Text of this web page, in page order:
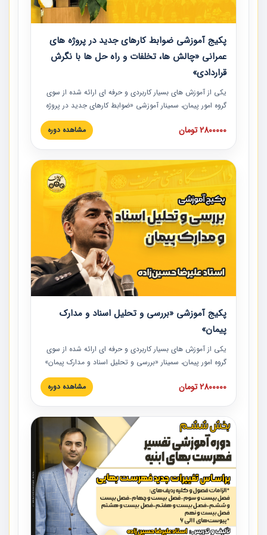
پکیج آموزشی ضوابط کارهای جدید در پروژه های
عمرانی «چالش ها، تخلفات و راه حل ها با نگرش
قراردادی»
یکی از آموزش‏‏‏‏‏‏ های بسیار کاربردی و حرفه‏ ای ارائه شده از سوی
گروه امور پیمان، سمینار آموزشی «ضوابط کارهای جدید در پروژه
های عمرانی» چالش ها، تخلفات و راه حل ها با نگرش قراردادی
است که در محل سندیکای شرکت های ساختمانی کشور ارائه شد.
مدارک پیمان به همراه تجربیات عملی ارائه شده است.
2800000 تومان مشاهده دوره
پکیج آموزشی «بررسی و تحلیل اسناد و مدارک
پیمان»
یکی از آموزش‏‏‏‏‏‏ های بسیار کاربردی و حرفه‏ ای ارائه شده از سوی
گروه امور پیمان، سمینار «بررسی و تحلیل اسناد و مدارک پیمان»
است که در دانشگاه صنعتی شریف ارائه شد. در این آموزش
نکات کلیدی مربوط به اسناد و مدارک پیمان، اولویت بندی اسناد
پیمان به همراه تجربیات عملی در این خصوص ارائه شده است.
2800000 تومان مشاهده دوره